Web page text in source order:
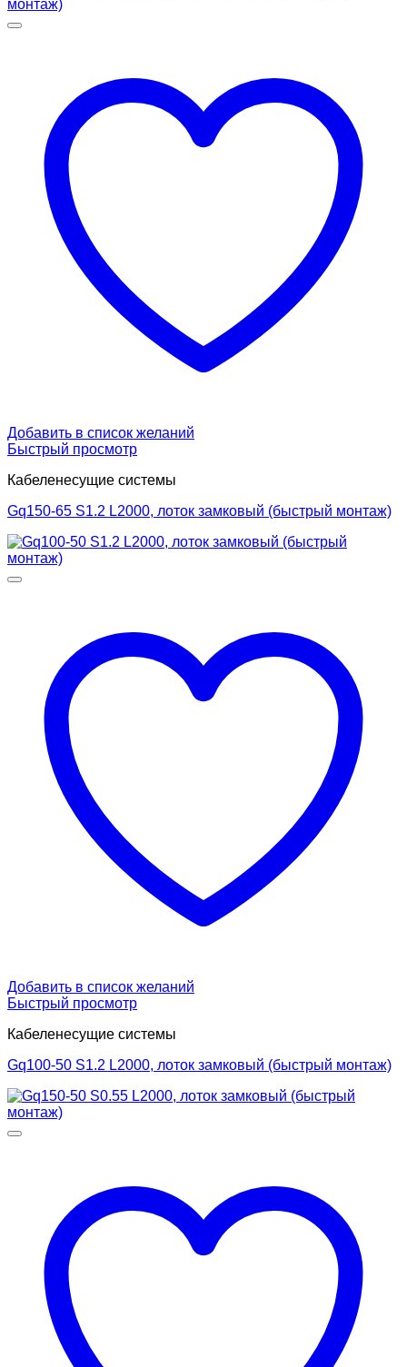
Добавить в список желаний
Быстрый просмотр
Кабеленесущие системы
Gq150-65 S1.2 L2000, лоток замковый (быстрый монтаж)
Добавить в список желаний
Быстрый просмотр
Кабеленесущие системы
Gq100-50 S1.2 L2000, лоток замковый (быстрый монтаж)